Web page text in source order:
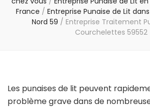
France / Entreprise Punaise de Lit
Nord 59 / Entreprise Traitement
Courchelettes 59552
Les punaises de lit peuvent
problème grave dans de